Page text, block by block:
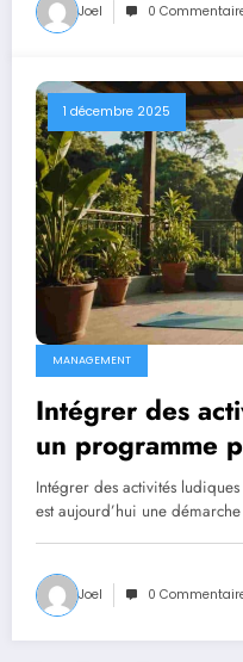
Joel 0
1 décembre 2025
MANAGEMENT
Intégrer des
un programme
Intégrer des activités
est aujourd’hui une
Joel 0